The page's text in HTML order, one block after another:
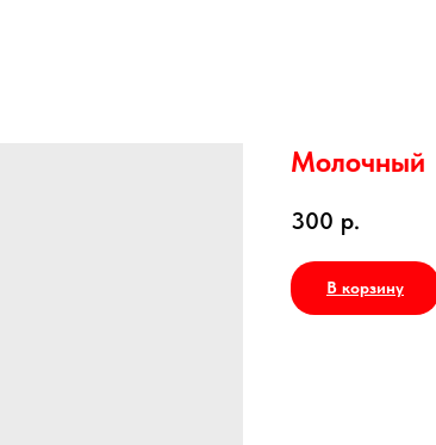
Молочный
300 р.
В корзину